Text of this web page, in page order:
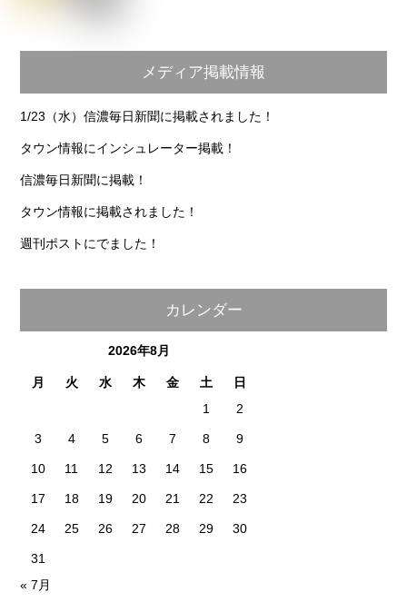
メディア掲載情報
1/23（水）信濃毎日新聞に掲載されました！
タウン情報にインシュレーター掲載！
信濃毎日新聞に掲載！
タウン情報に掲載されました！
週刊ポストにでました！
カレンダー
2026年8月
月 火 水 木 金 土
日
1
2
3 4 5 6 7 8 9
10 11 12 13 14 15 16
17 18 19 20 21 22 23
24 25 26 27 28 29 30
31
« 7月